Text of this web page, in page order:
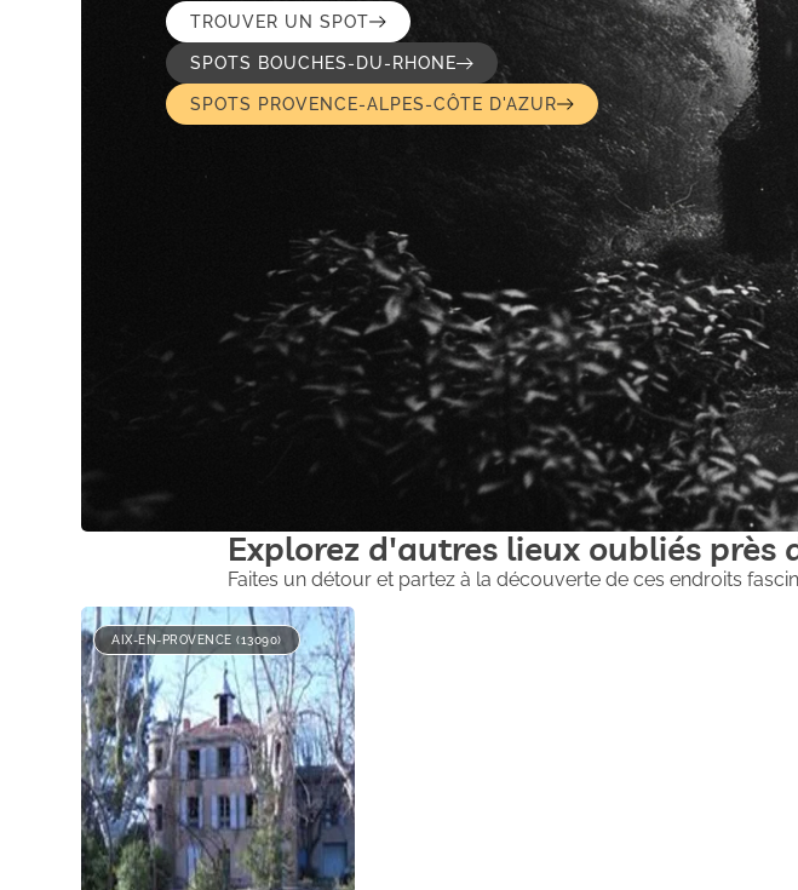
TROUVER UN SPOT
SPOTS BOUCHES-DU-RHONE
SPOTS PROVENCE-ALPES-CÔTE D'AZUR
Explorez d'autres lieux oubliés près
Faites un détour et partez à la découverte de ces endroits
AIX-EN-PROVENCE (13090)